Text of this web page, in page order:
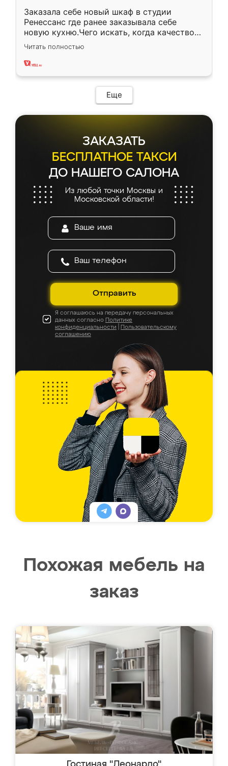
Заказала себе новый шкаф в студии
Ренессанс где ранее заказывала себе
новую кухню.Чего искать, когда качеством
вполне довольна. Служит кухня уже почти
два года, нареканий нет.
Читать полностью
Еще
ЗАКАЗАТЬ
БЕСПЛАТНОЕ ТАКСИ
ДО НАШЕГО САЛОНА
Из любой точки Москвы и
Московской области!
Отправить
Я соглашаюсь на передачу персональных
данных согласно Политике
конфиденциальности
Пользовательскому
соглашению
Похожая мебель на
заказ